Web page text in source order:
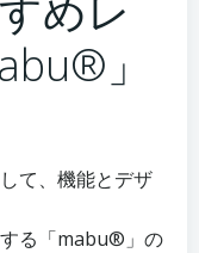
」
て、機能とデザ
る「mabu®」の